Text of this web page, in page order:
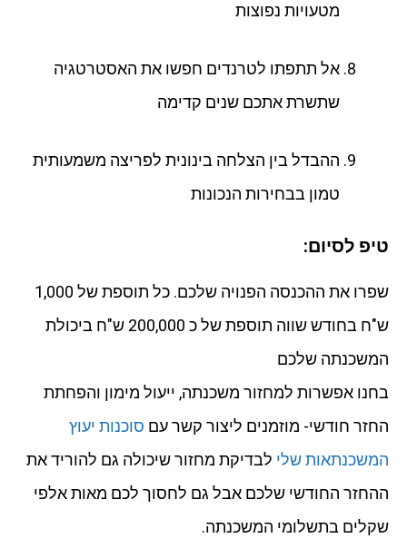
מטעויות נפוצות
אל תתפתו לטרנדים חפשו את האסטרטגיה
שתשרת אתכם שנים קדימה
ההבדל בין הצלחה בינונית לפריצה משמעותית
טמון בבחירות הנכונות
טיפ לסיום:
שפרו את ההכנסה הפנויה שלכם. כל תוספת של 1,000
ש"ח בחודש שווה תוספת של כ 200,000 ש"ח ביכולת
המשכנתה שלכם
בחנו אפשרות למחזור משכנתה, ייעול מימון והפחתת
החזר חודשי- מוזמנים ליצור קשר עם סוכנות יעוץ
המשכנתאות שלי לבדיקת מחזור שיכולה גם להוריד את
ההחזר החודשי שלכם אבל גם לחסוך לכם מאות אלפי
שקלים בתשלומי המשכנתה.